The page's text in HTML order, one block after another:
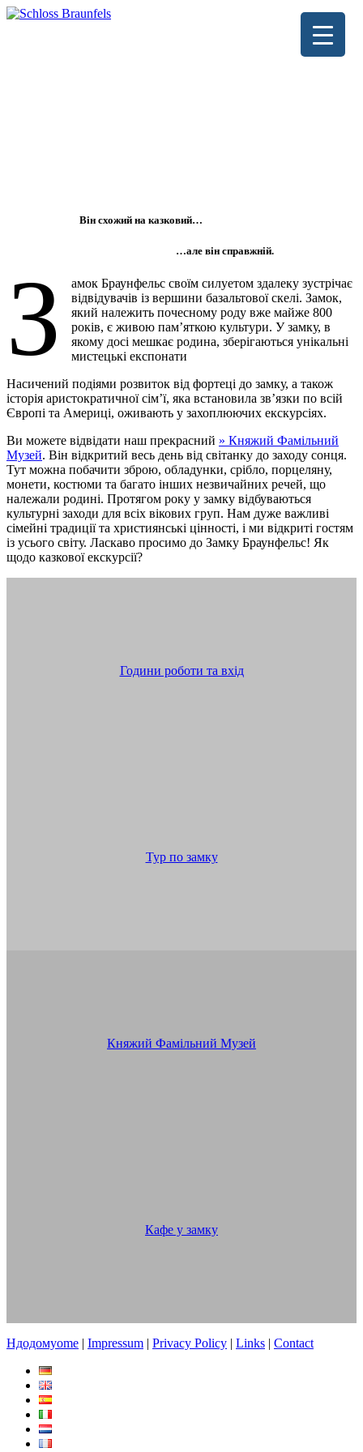
Він схожий на казковий…
…але він справжній.
З
амок Браунфельс своїм силуетом здалеку зустрічає
відвідувачів із вершини базальтової скелі. Замок,
який належить почесному роду вже майже 800
років, є живою пам’яткою культури. У замку, в
якому досі мешкає родина, зберігаються унікальні
мистецькі експонати
Насичений подіями розвиток від фортеці до замку, а також
історія аристократичної сім’ї, яка встановила зв’язки по всій
Європі та Америці, оживають у захоплюючих екскурсіях.
Ви можете відвідати наш прекрасний » Княжий Фамільний
Музей. Він відкритий весь день від світанку до заходу сонця.
Тут можна побачити зброю, обладунки, срібло, порцеляну,
монети, костюми та багато інших незвичайних речей, що
належали родині. Протягом року у замку відбуваються
культурні заходи для всіх вікових груп. Нам дуже важливі
сімейні традиції та християнські цінності, і ми відкриті гостям
із усього світу. Ласкаво просимо до Замку Браунфельс! Як
щодо казкової екскурсії?
Години роботи та вхід
Тур по замку
Княжий Фамільний Музей
Кафе у замку
Hдодомуome | Impressum | Privacy Policy | Links | Contact